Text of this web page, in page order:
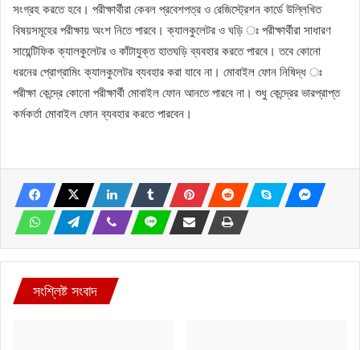
সংগ্রহ করতে হবে। পরীক্ষার্থীরা কেবল প্রবেশপত্র ও রেজিস্ট্রেশন কার্ডে উল্লিখিত
বিষয়সমূহের পরীক্ষায় অংশ নিতে পারবে। ক্যালকুলেটর ও ঘড়ি ঃ পরীক্ষার্থীরা সাধারণ
সায়েন্টিফিক ক্যালকুলেটর ও কাঁটাযুক্ত হাতঘড়ি ব্যবহার করতে পারবে। তবে কোনো
ধরনের প্রোগ্রামিং ক্যালকুলেটর ব্যবহার করা যাবে না। মোবাইল ফোন নিষিদ্ধ ঃ
পরীক্ষা কেন্দ্রে কোনো পরীক্ষার্থী মোবাইল ফোন আনতে পারবে না। শুধু কেন্দ্রের ভারপ্রাপ্ত
কর্মকর্তা মোবাইল ফোন ব্যবহার করতে পারবেন।
সংশ্লিষ্ট সংবাদ